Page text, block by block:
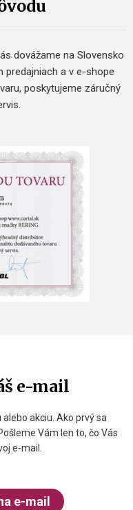
dovážame na Slovensko
predajniach a v e-shope
poskytujeme záručný
e-mail
akciu. Ako prvý sa
Vám len to, čo Vás
e-mail.
e-mail